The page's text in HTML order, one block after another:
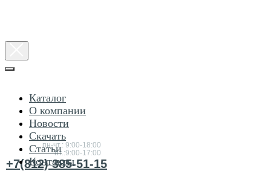
Консультация
по товарам
пн-чт.: 9:00-18:00
пт.:9:00-17:00
+7(812) 385-51-15
Каталог
О компании
Новости
Скачать
Статьи
Контакты